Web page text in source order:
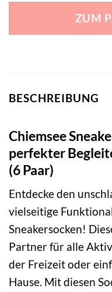
ZUM
BESCHREIBUNG
Chiemsee
perfekter
(6 Paar)
Entdecke den
vielseitige
Sneakersocken!
Partner für alle
der Freizeit oder
Hause. Mit diesen